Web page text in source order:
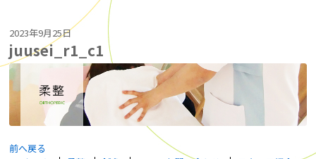
2023年9月25日
juusei_r1_c1
前へ戻る